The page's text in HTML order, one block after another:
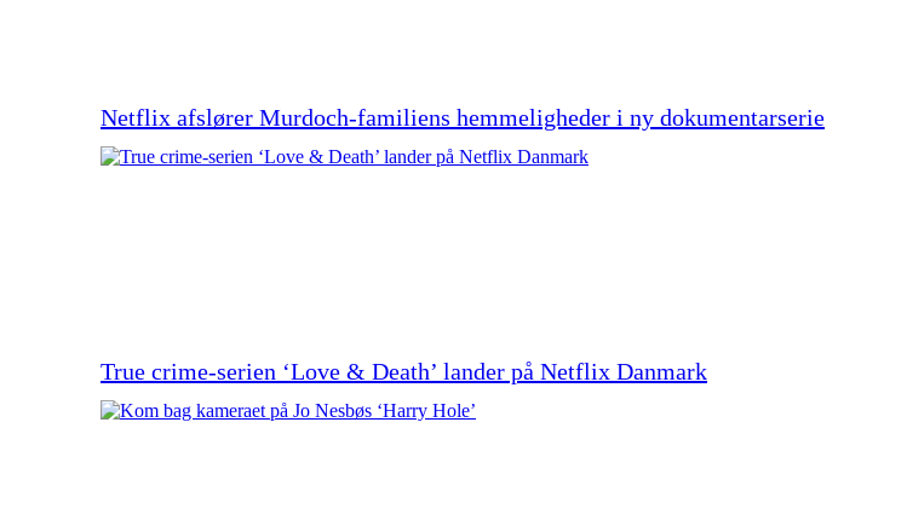
Netflix afslører Murdoch-familiens hemmeligheder i ny dokumentarserie
True crime-serien ‘Love & Death’ lander på Netflix Danmark